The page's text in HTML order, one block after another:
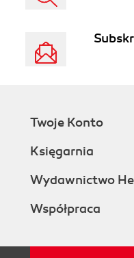
Twoje Konto
Księgarnia
Wydawnictwo
Współpraca